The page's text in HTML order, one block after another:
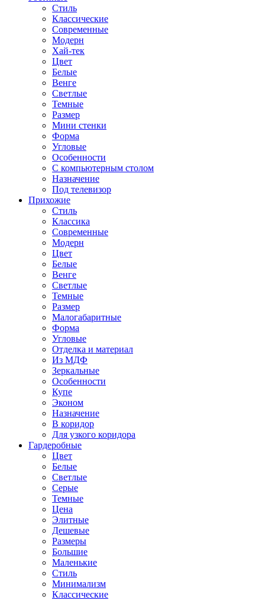
Стиль
Классические
Современные
Модерн
Хай-тек
Цвет
Белые
Венге
Светлые
Темные
Размер
Мини стенки
Форма
Угловые
Особенности
С компьютерным столом
Назначение
Под телевизор
Прихожие
Стиль
Классика
Современные
Модерн
Цвет
Белые
Венге
Светлые
Темные
Размер
Малогабаритные
Форма
Угловые
Отделка и материал
Из МДФ
Зеркальные
Особенности
Купе
Эконом
Назначение
В коридор
Для узкого коридора
Гардеробные
Цвет
Белые
Светлые
Серые
Темные
Цена
Элитные
Дешевые
Размеры
Большие
Маленькие
Стиль
Минимализм
Классические